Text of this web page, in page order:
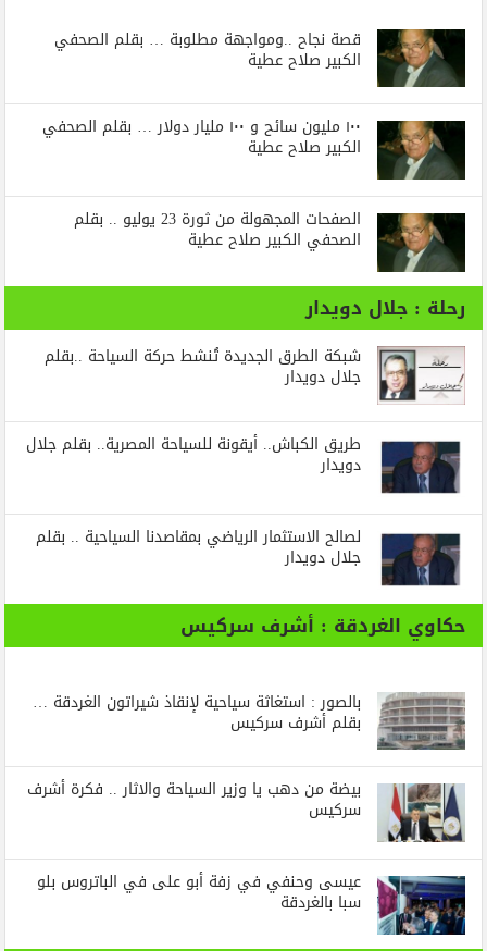
قصة نجاح ..ومواجهة مطلوبة … بقلم الصحفي
الكبير صلاح عطية
١٠٠ مليون سائح و ١٠٠ مليار دولار … بقلم الصحفي
الكبير صلاح عطية
الصفحات المجهولة من ثورة 23 يوليو .. بقلم
الصحفي الكبير صلاح عطية
رحلة : جلال دويدار
شبكة الطرق الجديدة تُنشط حركة السياحة ..بقلم
جلال دويدار
طريق الكباش.. أيقونة للسياحة المصرية.. بقلم جلال
دويدار
لصالح الاستثمار الرياضي بمقاصدنا السياحية .. بقلم
جلال دويدار
حكاوي الغردقة : أشرف سركيس
بالصور : استغاثة سياحية لإنقاذ شيراتون الغردقة …
بقلم أشرف سركيس
بيضة من دهب يا وزير السياحة والاثار .. فكرة أشرف
سركيس
عيسى وحنفي في زفة أبو على في الباتروس بلو
سبا بالغردقة